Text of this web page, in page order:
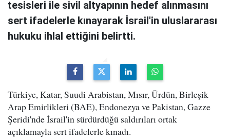
tesisleri ile sivil altyapının hedef alınmasını
sert ifadelerle kınayarak İsrail'in uluslararası
hukuku ihlal ettiğini belirtti.
Türkiye, Katar, Suudi Arabistan, Mısır, Ürdün, Birleşik
Arap Emirlikleri (BAE), Endonezya ve Pakistan, Gazze
Şeridi'nde İsrail'in sürdürdüğü saldırıları ortak
açıklamayla sert ifadelerle kınadı.